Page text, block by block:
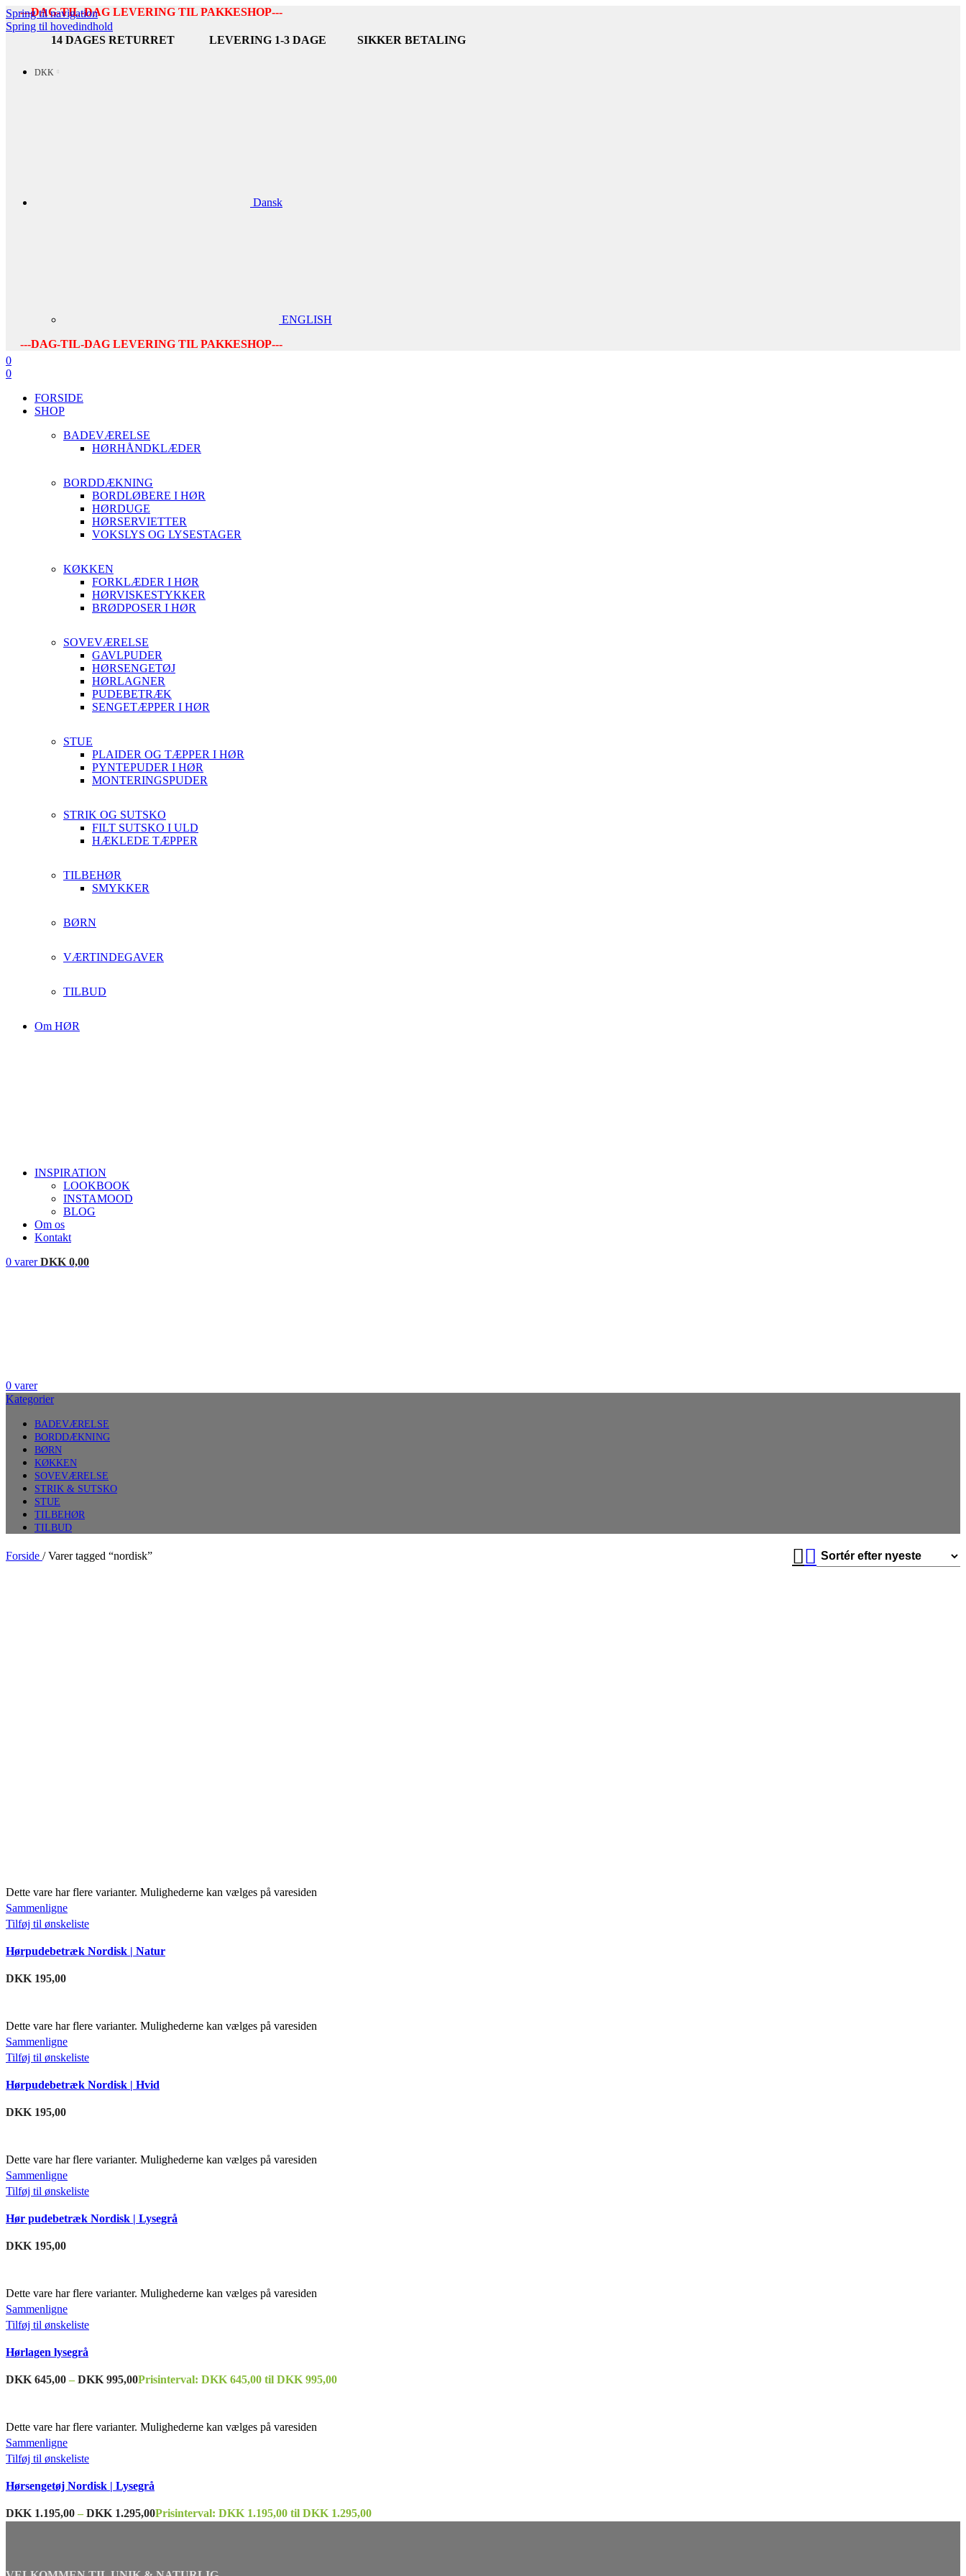
Spring til navigation
Spring til hovedindhold
---DAG-TIL-DAG LEVERING TIL PAKKESHOP---
14 DAGES RETURRET LEVERING 1-3 DAGE SIKKER BETALING
DKK
Dansk
ENGLISH
---DAG-TIL-DAG LEVERING TIL PAKKESHOP---
0
0
FORSIDE
SHOP
BADEVÆRELSE
HØRHÅNDKLÆDER
BORDDÆKNING
BORDLØBERE I HØR
HØRDUGE
HØRSERVIETTER
VOKSLYS OG LYSESTAGER
KØKKEN
FORKLÆDER I HØR
HØRVISKESTYKKER
BRØDPOSER I HØR
SOVEVÆRELSE
GAVLPUDER
HØRSENGETØJ
HØRLAGNER
PUDEBETRÆK
SENGETÆPPER I HØR
STUE
PLAIDER OG TÆPPER I HØR
PYNTEPUDER I HØR
MONTERINGSPUDER
STRIK OG SUTSKO
FILT SUTSKO I ULD
HÆKLEDE TÆPPER
TILBEHØR
SMYKKER
BØRN
VÆRTINDEGAVER
TILBUD
Om HØR
INSPIRATION
LOOKBOOK
INSTAMOOD
BLOG
Om os
Kontakt
0 varer DKK 0,00
0 varer
Kategorier
BADEVÆRELSE
BORDDÆKNING
BØRN
KØKKEN
SOVEVÆRELSE
STRIK & SUTSKO
STUE
TILBEHØR
TILBUD
Forside / Varer tagged “nordisk”
Dette vare har flere varianter. Mulighederne kan vælges på varesiden
Sammenligne
Tilføj til ønskeliste
Hørpudebetræk Nordisk | Natur
DKK 195,00
Dette vare har flere varianter. Mulighederne kan vælges på varesiden
Sammenligne
Tilføj til ønskeliste
Hørpudebetræk Nordisk | Hvid
DKK 195,00
Dette vare har flere varianter. Mulighederne kan vælges på varesiden
Sammenligne
Tilføj til ønskeliste
Hør pudebetræk Nordisk | Lysegrå
DKK 195,00
Dette vare har flere varianter. Mulighederne kan vælges på varesiden
Sammenligne
Tilføj til ønskeliste
Hørlagen lysegrå
DKK 645,00 – DKK 995,00Prisinterval: DKK 645,00 til DKK 995,00
Dette vare har flere varianter. Mulighederne kan vælges på varesiden
Sammenligne
Tilføj til ønskeliste
Hørsengetøj Nordisk | Lysegrå
DKK 1.195,00 – DKK 1.295,00Prisinterval: DKK 1.195,00 til DKK 1.295,00